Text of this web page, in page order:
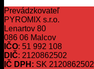
Prevádzkovateľ
PYROMIX s.r.o.
Lenartov 80
086 06 Malcov
IČO: 51 992 108
DIČ: 2120862502
IČ DPH: SK 2120862502